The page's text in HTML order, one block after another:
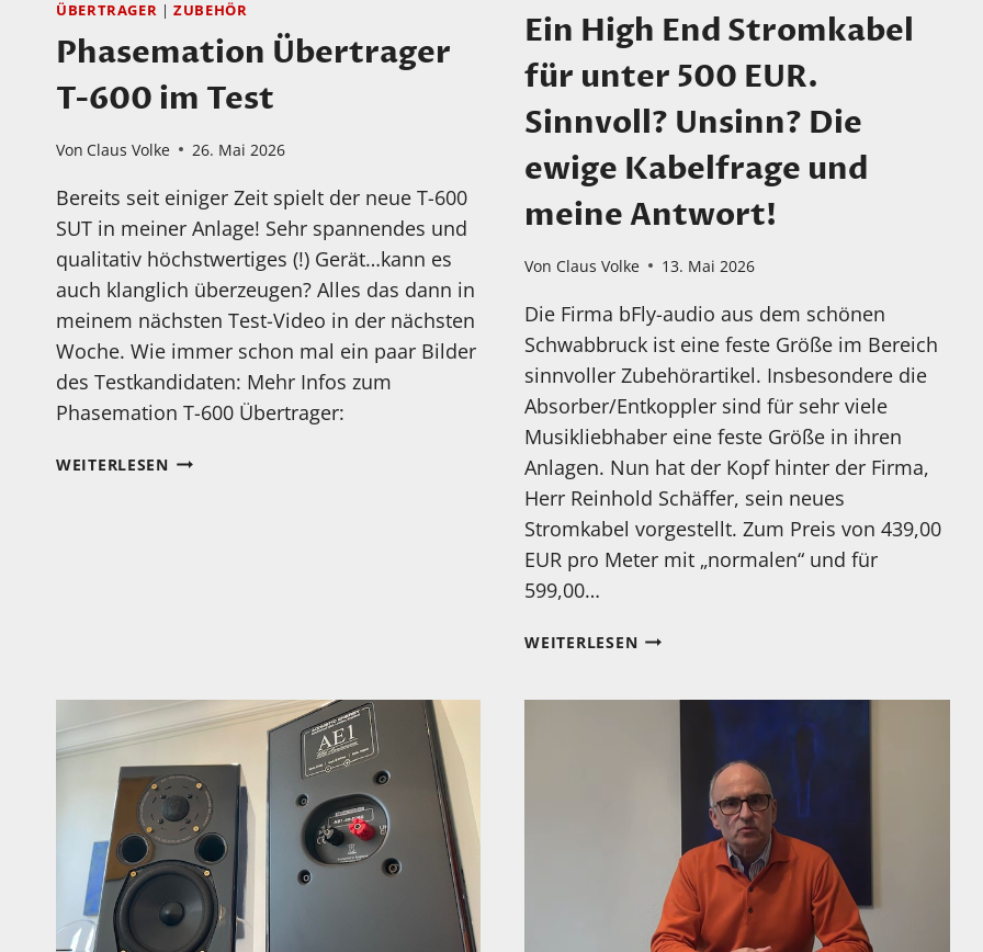
ÜBERTRAGER |ZUBEHÖR
Phasemation Übertrager
T-600 im Test
Von Claus Volke 26. Mai 2026
Bereits seit einiger Zeit spielt der neue T-600
SUT in meiner Anlage! Sehr spannendes und
qualitativ höchstwertiges (!) Gerät…kann es
auch klanglich überzeugen? Alles das dann in
meinem nächsten Test-Video in der nächsten
Woche. Wie immer schon mal ein paar Bilder
des Testkandidaten: Mehr Infos zum
Phasemation T-600 Übertrager:
WEITERLESENPHASEMATION
Ein High End Stromkabel
für unter 500 EUR.
Sinnvoll? Unsinn? Die
ewige Kabelfrage und
meine Antwort!
Von Claus Volke 13. Mai 2026
Die Firma bFly-audio aus dem schönen
Schwabbruck ist eine feste Größe im Bereich
sinnvoller Zubehörartikel. Insbesondere die
Absorber/Entkoppler sind für sehr viele
Musikliebhaber eine feste Größe in ihren
Anlagen. Nun hat der Kopf hinter der Firma,
Herr Reinhold Schäffer, sein neues
Stromkabel vorgestellt. Zum Preis von 439,00
EUR pro Meter mit „normalen“ und für
599,00…
WEITERLESENEIN
SINNVOLL?
UNSINN?
EWIGE
KABELFRAGE